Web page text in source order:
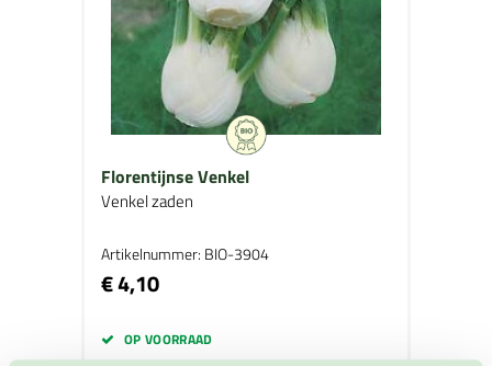
Florentijnse Venkel
Venkel zaden
Artikelnummer: BIO-3904
€ 4,10
OP VOORRAAD